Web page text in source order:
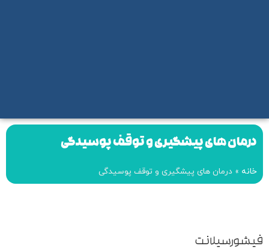
درمان های پیشگیری و توقف پوسیدگی
خانه » درمان های پیشگیری و توقف پوسیدگی
فیشورسیلانت